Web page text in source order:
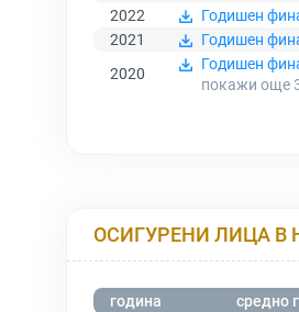
2022
Годишен
2021
Годишен
2020
Годишен
покажи още
ОСИГУРЕНИ ЛИЦА В
година средно